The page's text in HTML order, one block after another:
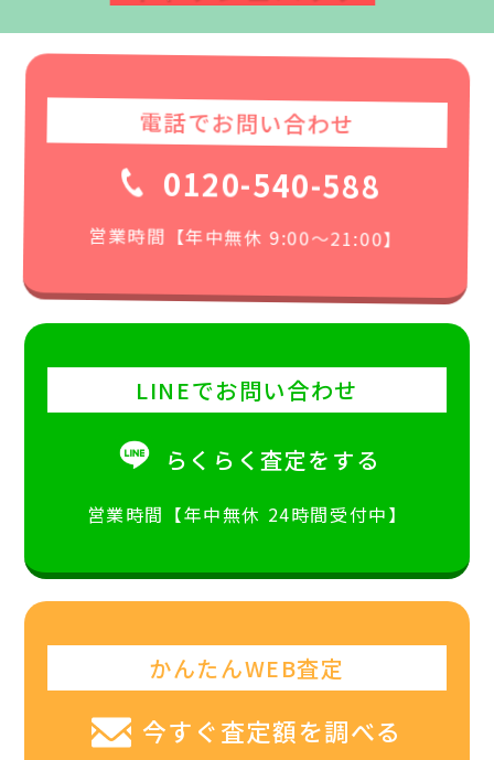
電話でお問い合わせ
0120-540-588
営業時間【年中無休 9:00〜21:00】
LINEでお問い合わせ
らくらく査定をする
営業時間【年中無休 24時間受付中】
かんたんWEB査定
今すぐ査定額を調べる